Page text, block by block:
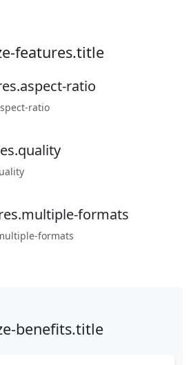
features.title
ratio
ratio
formats
formats
benefits.title